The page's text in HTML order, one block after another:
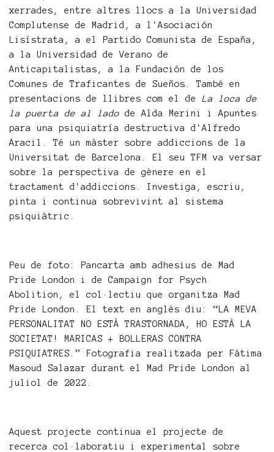
xerrades, entre altres llocs a la Universidad
Complutense de Madrid, a l'Asociación
Lisístrata, a el Partido Comunista de España,
a la Universidad de Verano de
Anticapitalistas, a la Fundación de los
Comunes de Traficantes de Sueños. També en
presentacions de llibres com el de La loca de
la puerta de al lado de Alda Merini i Apuntes
para una psiquiatría destructiva d'Alfredo
Aracil. Té un màster sobre addiccions de la
Universitat de Barcelona. El seu TFM va versar
sobre la perspectiva de gènere en el
tractament d'addiccions. Investiga, escriu,
pinta i continua sobrevivint al sistema
psiquiàtric.
Peu de foto: Pancarta amb adhesius de Mad
Pride London i de Campaign for Psych
Abolition, el col·lectiu que organitza Mad
Pride London. El text en anglès diu: “LA MEVA
PERSONALITAT NO ESTÀ TRASTORNADA, HO ESTÀ LA
SOCIETAT! MARICAS + BOLLERAS CONTRA
PSIQUIATRES.” Fotografia realitzada per Fàtima
Masoud Salazar durant el Mad Pride London al
juliol de 2022.
Aquest projecte continua el projecte de
recerca col·laboratiu i experimental sobre